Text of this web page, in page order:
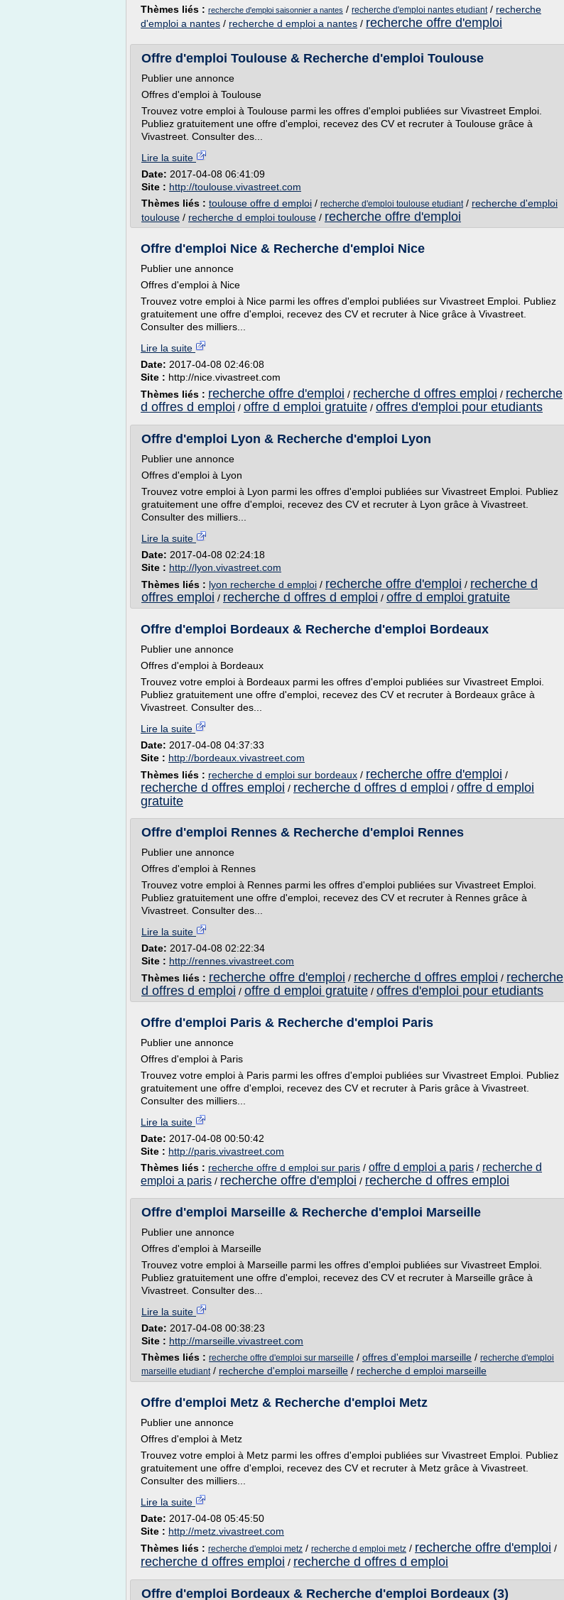
Thèmes liés : recherche d'emploi saisonnier a nantes / recherche d'emploi nantes etudiant/ recherche
d'emploi a nantes / recherche d emploi a nantes / recherche offre d'emploi
Offre d'emploi Toulouse & Recherche d'emploi Toulouse
Publier une annonce
Offres d'emploi à Toulouse
Trouvez votre emploi à Toulouse parmi les offres d'emploi publiées sur Vivastreet Emploi.
Publiez gratuitement une offre d'emploi, recevez des CV et recruter à Toulouse grâce à
Vivastreet. Consulter des...
Lire la suite
Date: 2017-04-08 06:41:09
Site : http://toulouse.vivastreet.com
Thèmes liés : toulouse offre d emploi / recherche d'emploi toulouse etudiant/ recherche d'emploi
toulouse / recherche d emploi toulouse / recherche offre d'emploi
Offre d'emploi Nice & Recherche d'emploi Nice
Publier une annonce
Offres d'emploi à Nice
Trouvez votre emploi à Nice parmi les offres d'emploi publiées sur Vivastreet Emploi. Publiez
gratuitement une offre d'emploi, recevez des CV et recruter à Nice grâce à Vivastreet.
Consulter des milliers...
Lire la suite
Date: 2017-04-08 02:46:08
Site : http://nice.vivastreet.com
Thèmes liés : recherche offre d'emploi / recherche d offres emploi / recherche
d offres d emploi / offre d emploi gratuite / offres d'emploi pour etudiants
Offre d'emploi Lyon & Recherche d'emploi Lyon
Publier une annonce
Offres d'emploi à Lyon
Trouvez votre emploi à Lyon parmi les offres d'emploi publiées sur Vivastreet Emploi. Publiez
gratuitement une offre d'emploi, recevez des CV et recruter à Lyon grâce à Vivastreet.
Consulter des milliers...
Lire la suite
Date: 2017-04-08 02:24:18
Site : http://lyon.vivastreet.com
Thèmes liés : lyon recherche d emploi / recherche offre d'emploi / recherche d
offres emploi / recherche d offres d emploi / offre d emploi gratuite
Offre d'emploi Bordeaux & Recherche d'emploi Bordeaux
Publier une annonce
Offres d'emploi à Bordeaux
Trouvez votre emploi à Bordeaux parmi les offres d'emploi publiées sur Vivastreet Emploi.
Publiez gratuitement une offre d'emploi, recevez des CV et recruter à Bordeaux grâce à
Vivastreet. Consulter des...
Lire la suite
Date: 2017-04-08 04:37:33
Site : http://bordeaux.vivastreet.com
Thèmes liés : recherche d emploi sur bordeaux / recherche offre d'emploi /
recherche d offres emploi / recherche d offres d emploi / offre d emploi
gratuite
Offre d'emploi Rennes & Recherche d'emploi Rennes
Publier une annonce
Offres d'emploi à Rennes
Trouvez votre emploi à Rennes parmi les offres d'emploi publiées sur Vivastreet Emploi.
Publiez gratuitement une offre d'emploi, recevez des CV et recruter à Rennes grâce à
Vivastreet. Consulter des...
Lire la suite
Date: 2017-04-08 02:22:34
Site : http://rennes.vivastreet.com
Thèmes liés : recherche offre d'emploi / recherche d offres emploi / recherche
d offres d emploi / offre d emploi gratuite / offres d'emploi pour etudiants
Offre d'emploi Paris & Recherche d'emploi Paris
Publier une annonce
Offres d'emploi à Paris
Trouvez votre emploi à Paris parmi les offres d'emploi publiées sur Vivastreet Emploi. Publiez
gratuitement une offre d'emploi, recevez des CV et recruter à Paris grâce à Vivastreet.
Consulter des milliers...
Lire la suite
Date: 2017-04-08 00:50:42
Site : http://paris.vivastreet.com
Thèmes liés : recherche offre d emploi sur paris / offre d emploi a paris / recherche d
emploi a paris / recherche offre d'emploi / recherche d offres emploi
Offre d'emploi Marseille & Recherche d'emploi Marseille
Publier une annonce
Offres d'emploi à Marseille
Trouvez votre emploi à Marseille parmi les offres d'emploi publiées sur Vivastreet Emploi.
Publiez gratuitement une offre d'emploi, recevez des CV et recruter à Marseille grâce à
Vivastreet. Consulter des...
Lire la suite
Date: 2017-04-08 00:38:23
Site : http://marseille.vivastreet.com
Thèmes liés : recherche offre d'emploi sur marseille / offres d'emploi marseille / recherche d'emploi
marseille etudiant/ recherche d'emploi marseille / recherche d emploi marseille
Offre d'emploi Metz & Recherche d'emploi Metz
Publier une annonce
Offres d'emploi à Metz
Trouvez votre emploi à Metz parmi les offres d'emploi publiées sur Vivastreet Emploi. Publiez
gratuitement une offre d'emploi, recevez des CV et recruter à Metz grâce à Vivastreet.
Consulter des milliers...
Lire la suite
Date: 2017-04-08 05:45:50
Site : http://metz.vivastreet.com
Thèmes liés : recherche d'emploi metz / recherche d emploi metz / recherche offre d'emploi /
recherche d offres emploi / recherche d offres d emploi
Offre d'emploi Bordeaux & Recherche d'emploi Bordeaux (3)